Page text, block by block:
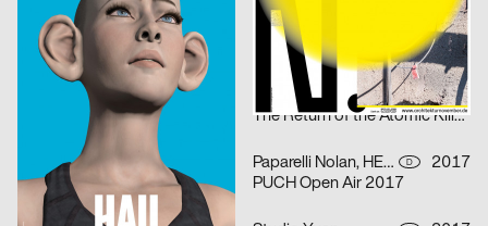
cyan (Daniela Haufe + Detlef Fiedler) D
2017
Sonifications Festival
2017
Food Revolution 5.0 – Gestaltung für die Gesellschaft von morgen
Kim Kijong D Gilbert Schneider, Tobias Wenig, Karolina Pietrzyk D
2017
The Return of the Atomic Killer Toothpaste
Jost Nici, Dienstleistungsplattform Institut Visuelle Kommunikation
Next Generation Diplomausstellung
Paparelli Nolan, HERBURG WEILAND D
2017
PUCH Open Air 2017